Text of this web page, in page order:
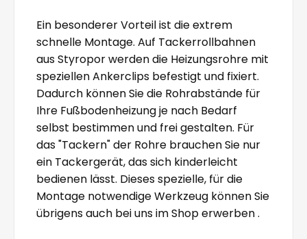
Ein besonderer Vorteil ist die extrem
schnelle Montage. Auf Tackerrollbahnen
aus Styropor werden die Heizungsrohre mit
speziellen Ankerclips befestigt und fixiert.
Dadurch können Sie die Rohrabstände für
Ihre Fußbodenheizung je nach Bedarf
selbst bestimmen und frei gestalten. Für
das "Tackern" der Rohre brauchen Sie nur
ein Tackergerät, das sich kinderleicht
bedienen lässt. Dieses spezielle, für die
Montage notwendige Werkzeug können Sie
übrigens auch bei uns im Shop erwerben .